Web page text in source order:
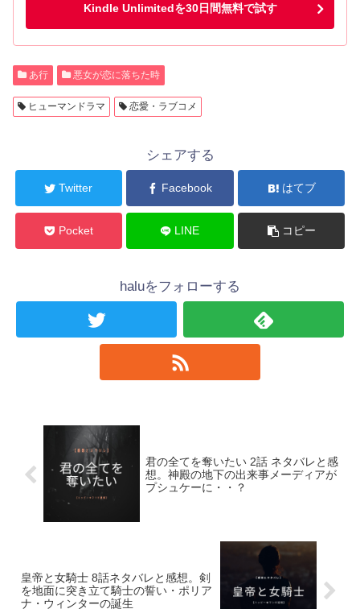
Kindle Unlimitedを30日間無料で試す
あ行 悪女が恋に落ちた時
ヒューマンドラマ 恋愛・ラブコメ
シェアする
Twitter Facebook はてブ
Pocket LINE コピー
haluをフォローする
君の全てを奪いたい 2話 ネタバレと感
想。神殿の地下の出来事メーディアが
プシュケーに・・？
皇帝と女騎士 8話ネタバレと感想。剣
を地面に突き立て騎士の誓い・ポリア
ナ・ウィンターの誕生